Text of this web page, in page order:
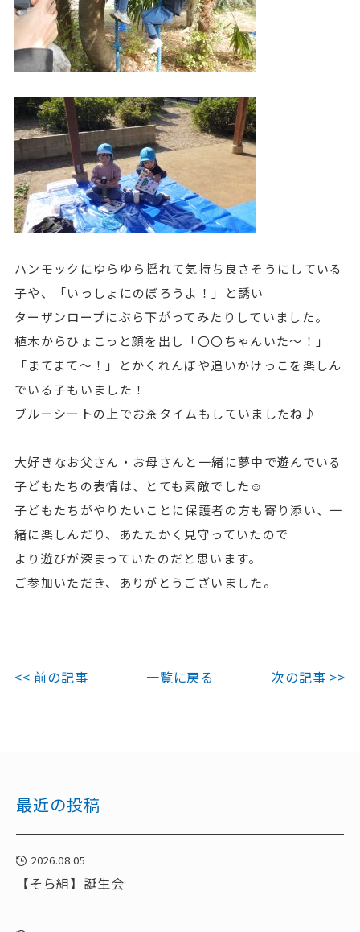
ハンモックにゆらゆら揺れて気持ち良さそうにしている
子や、「いっしょにのぼろうよ！」と誘い
ターザンロープにぶら下がってみたりしていました。
植木からひょこっと顔を出し「〇〇ちゃんいた～！」
「まてまて～！」とかくれんぼや追いかけっこを楽しん
でいる子もいました！
ブルーシートの上でお茶タイムもしていましたね♪
大好きなお父さん・お母さんと一緒に夢中で遊んでいる
子どもたちの表情は、とても素敵でした☺
子どもたちがやりたいことに保護者の方も寄り添い、一
緒に楽しんだり、あたたかく見守っていたので
より遊びが深まっていたのだと思います。
ご参加いただき、ありがとうございました。
<< 前の記事 一覧に戻る 次の記事 >>
最近の投稿
2026.08.05
【そら組】誕生会